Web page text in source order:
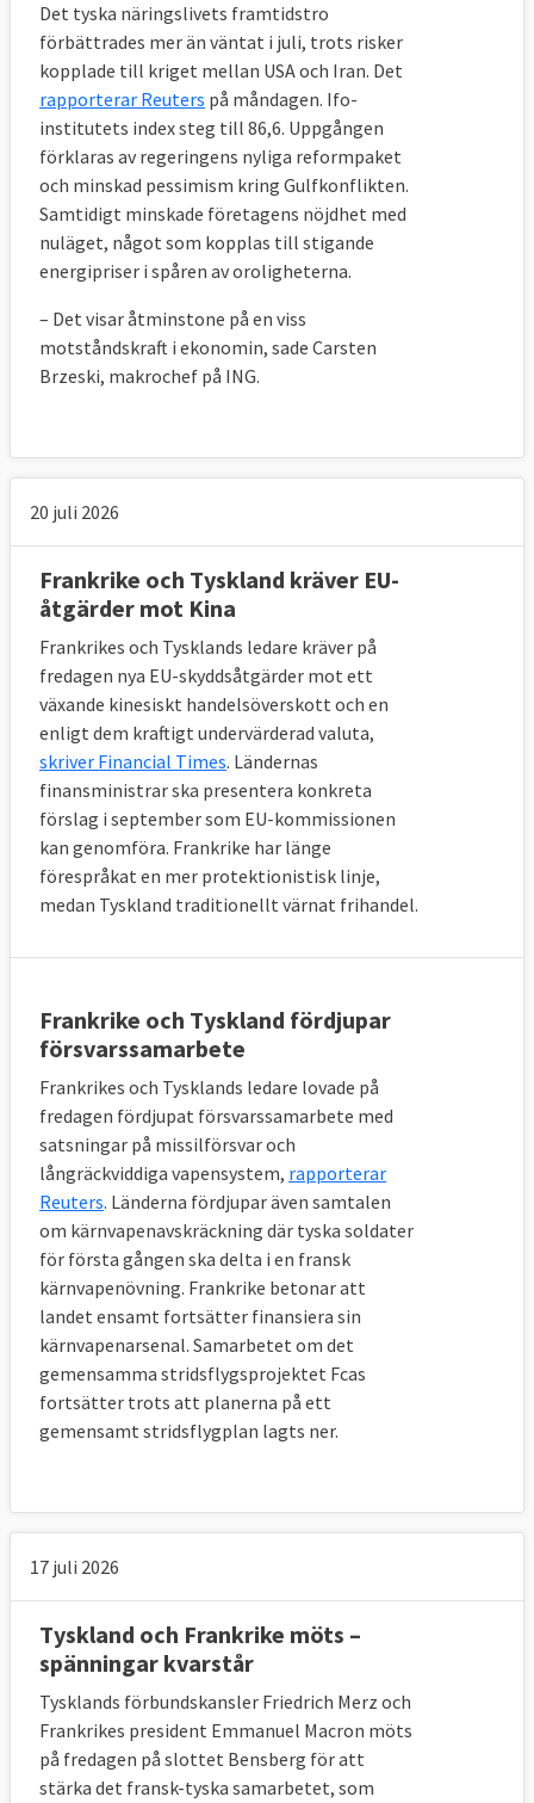
Det tyska näringslivets framtidstro
förbättrades mer än väntat i juli, trots risker
kopplade till kriget mellan USA och Iran. Det
rapporterar Reuters på måndagen. Ifo-
institutets index steg till 86,6. Uppgången
förklaras av regeringens nyliga reformpaket
och minskad pessimism kring Gulfkonflikten.
Samtidigt minskade företagens nöjdhet med
nuläget, något som kopplas till stigande
energipriser i spåren av oroligheterna.
– Det visar åtminstone på en viss
motståndskraft i ekonomin, sade Carsten
Brzeski, makrochef på ING.
20 juli 2026
Frankrike och Tyskland kräver EU-
åtgärder mot Kina
Frankrikes och Tysklands ledare kräver på
fredagen nya EU-skyddsåtgärder mot ett
växande kinesiskt handelsöverskott och en
enligt dem kraftigt undervärderad valuta,
skriver Financial Times. Ländernas
finansministrar ska presentera konkreta
förslag i september som EU-kommissionen
kan genomföra. Frankrike har länge
förespråkat en mer protektionistisk linje,
medan Tyskland traditionellt värnat frihandel.
Frankrike och Tyskland fördjupar
försvarssamarbete
Frankrikes och Tysklands ledare lovade på
fredagen fördjupat försvarssamarbete med
satsningar på missilförsvar och
långräckviddiga vapensystem, rapporterar
Reuters. Länderna fördjupar även samtalen
om kärnvapenavskräckning där tyska soldater
för första gången ska delta i en fransk
kärnvapenövning. Frankrike betonar att
landet ensamt fortsätter finansiera sin
kärnvapenarsenal. Samarbetet om det
gemensamma stridsflygsprojektet Fcas
fortsätter trots att planerna på ett
gemensamt stridsflygplan lagts ner.
17 juli 2026
Tyskland och Frankrike möts –
spänningar kvarstår
Tysklands förbundskansler Friedrich Merz och
Frankrikes president Emmanuel Macron möts
på fredagen på slottet Bensberg för att
stärka det fransk-tyska samarbetet, som